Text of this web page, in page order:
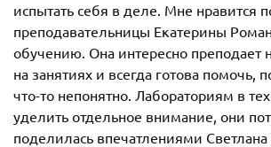
испытать себя в деле. Мне нравится
преподавательницы Екатерины
обучению. Она интересно преподает
на занятиях и всегда готова помочь,
что-то непонятно. Лабораториям в
уделить отдельное внимание, они
поделилась впечатлениями